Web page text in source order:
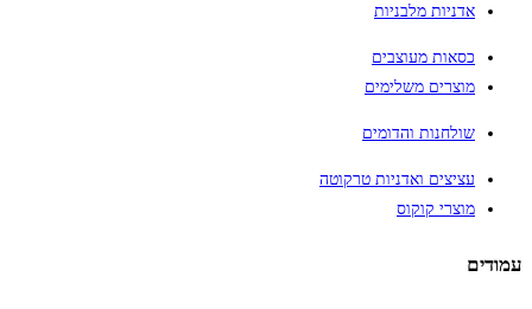
אדניות מלבניות
כסאות מעוצבים
מוצרים משלימים
שולחנות והדומים
עציצים ואדניות טרקוטה
מוצרי קוקוס
עמודים